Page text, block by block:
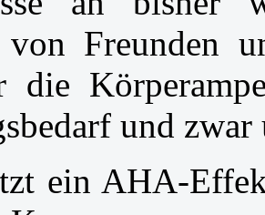
von Freunden
die
und zwar
ein AHA-